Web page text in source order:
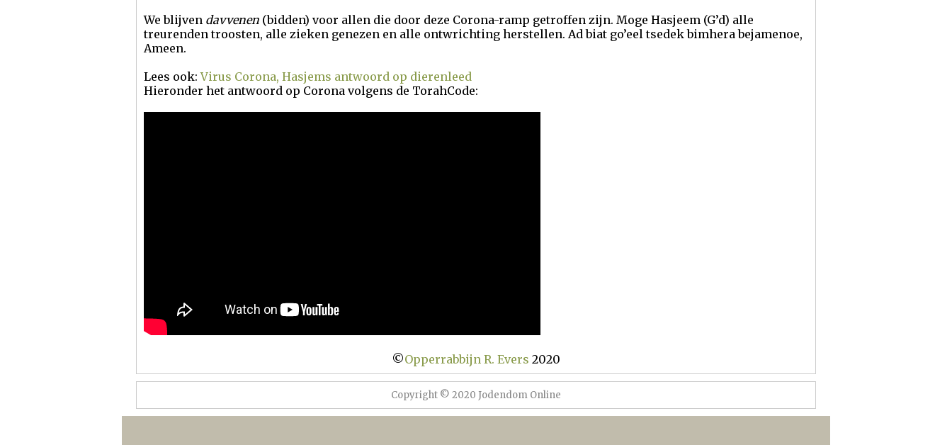
We blijven davvenen (bidden) voor allen die door deze Corona-ramp getroffen zijn. Moge Hasjeem (G’d) alle
treurenden troosten, alle zieken genezen en alle ontwrichting herstellen. Ad biat go’eel tsedek bimhera bejamenoe,
Ameen.
Lees ook:Virus Corona, Hasjems antwoord op dierenleed
Hieronder het antwoord op Corona volgens de TorahCode:
©Opperrabbijn R. Evers 2020
Copyright © 2020 Jodendom Online